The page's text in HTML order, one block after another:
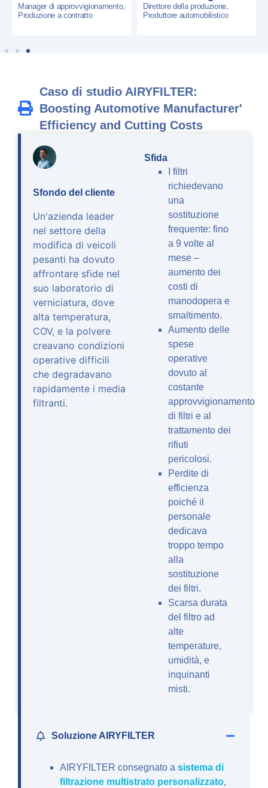
Direttore della produzione,
Produttore automobilistico
Gruppo di trasformazione
alimentare
Caso di studio AIRYFILTER:
Boosting Automotive Manufacturer'
Efficiency and Cutting Costs
Sfondo del cliente
Un'azienda leader
nel settore della
modifica di veicoli
pesanti ha dovuto
affrontare sfide nel
suo laboratorio di
verniciatura, dove
alta temperatura,
COV, e la polvere
creavano condizioni
operative difficili
che degradavano
rapidamente i media
filtranti.
Sfida
I filtri
richiedevano
una
sostituzione
frequente: fino
a 9 volte al
mese –
aumento dei
costi di
manodopera e
smaltimento.
Aumento delle
spese
operative
dovuto al
costante
approvvigionamento
di filtri e al
trattamento dei
rifiuti
pericolosi.
Perdite di
efficienza
poiché il
personale
dedicava
troppo tempo
alla
sostituzione
dei filtri.
Scarsa durata
del filtro ad
alte
temperature,
umidità, e
inquinanti
misti.
Soluzione AIRYFILTER
AIRYFILTER consegnato a sistema di
filtrazione multistrato personalizzato,